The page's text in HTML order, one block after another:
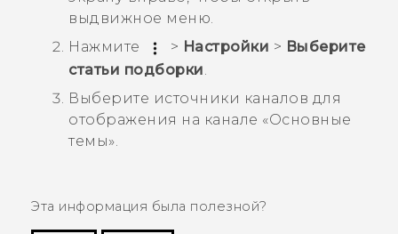
выдвижное меню.
Нажмите
> Настройки > Выберите
статьи подборки
Выберите источники каналов для
отображения на канале «Основные
темы».
Эта информация была полезной?